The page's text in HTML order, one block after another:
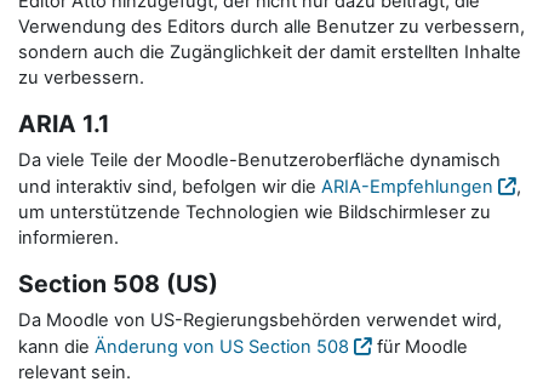
Verwendung des Editors durch alle Benutzer zu verbessern,
sondern auch die Zugänglichkeit der damit erstellten Inhalte
zu verbessern.
ARIA 1.1
Da viele Teile der Moodle-Benutzeroberfläche dynamisch
und interaktiv sind, befolgen wir die ARIA-Empfehlungen
,
um unterstützende Technologien wie Bildschirmleser zu
informieren.
Section 508 (US)
Da Moodle von US-Regierungsbehörden verwendet wird,
kann die Änderung von US Section 508
für Moodle
relevant sein.